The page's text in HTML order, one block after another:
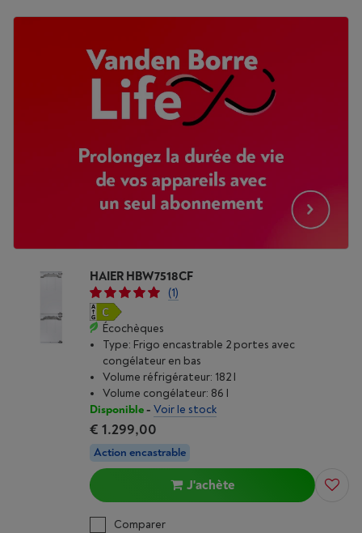
HAIER HBW7518CF
(1)
Écochèques
Type: Frigo encastrable 2 portes avec
congélateur en bas
Volume réfrigérateur: 182 l
Volume congélateur: 86 l
Disponible- Voir le stock
€ 1.299,00
Action encastrable
J'achète
Comparer